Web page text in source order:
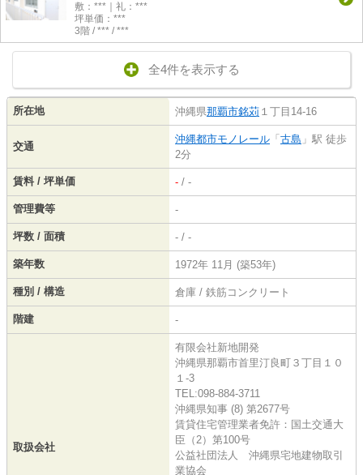
敷：***｜礼：***
坪単価：***
3階 / *** / ***
全4件を表示する
所在地 沖縄県那覇市銘苅 １丁目14-16
交通
沖縄都市モノレール 「 古島 」駅 徒歩
2分
賃料 / 坪単価 - / -
管理費等 -
坪数 / 面積 - / -
築年数 1972年 11月 (築53年)
種別 / 構造 倉庫 / 鉄筋コンクリート
階建 -
取扱会社
有限会社新地開発
沖縄県那覇市首里汀良町３丁目１０
１-3
TEL:098-884-3711
沖縄県知事 (8) 第2677号
賃貸住宅管理業者免許：国土交通大
臣（2）第100号
公益社団法人 沖縄県宅地建物取引
業協会